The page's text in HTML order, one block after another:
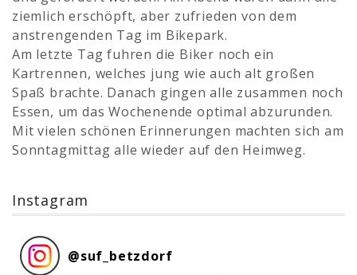
ziemlich erschöpft, aber zufrieden von dem
anstrengenden Tag im Bikepark.
Am letzte Tag fuhren die Biker noch ein
Kartrennen, welches jung wie auch alt großen
Spaß brachte. Danach gingen alle zusammen noch
Essen, um das Wochenende optimal abzurunden.
Mit vielen schönen Erinnerungen machten sich am
Sonntagmittag alle wieder auf den Heimweg.
Instagram
@suf_betzdorf